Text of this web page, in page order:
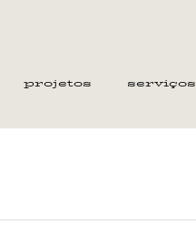
projetos serviços